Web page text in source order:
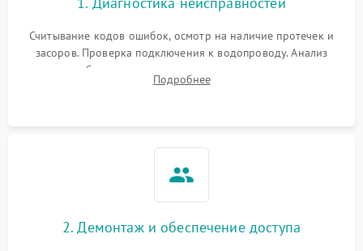
циркуляционным насосом
Считывание кодов ошибок, осмотр на наличие протечек и
засоров. Проверка подключения к водопроводу. Анализ
жалоб на отсутствие слива, нагрева, вращения
разбрызгивателей или срабатывание системы защиты
Подробнее
2. Демонтаж и обеспечение доступа